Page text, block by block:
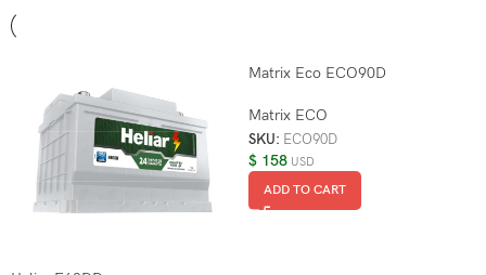
Matrix Eco ECO90D
Matrix ECO
SKU: ECO90D
$ 158 USD
ADD TO CART